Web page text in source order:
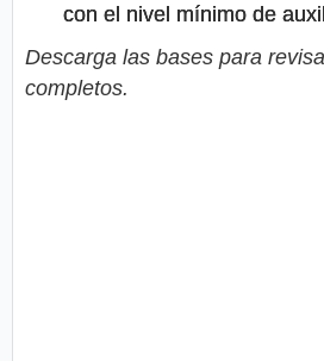
con el nivel mínimo de
Descarga las bases para
completos.